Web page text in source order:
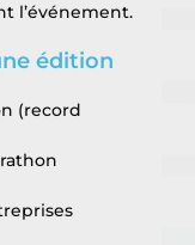
l’événement.
édition
(record